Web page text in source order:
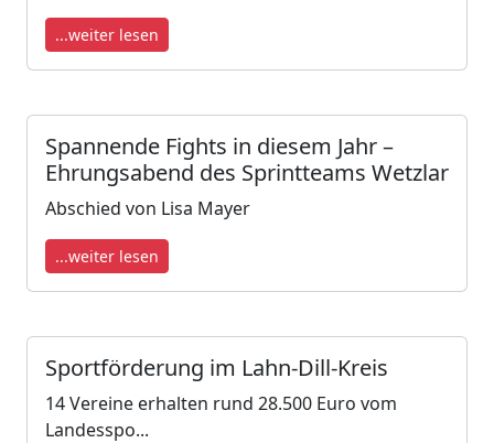
...weiter lesen
Spannende Fights in diesem Jahr –
Ehrungsabend des Sprintteams Wetzlar
Abschied von Lisa Mayer
...weiter lesen
Sportförderung im Lahn-Dill-Kreis
14 Vereine erhalten rund 28.500 Euro vom
Landesspo...